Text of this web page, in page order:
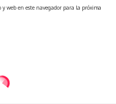
web en este navegador para la próxima